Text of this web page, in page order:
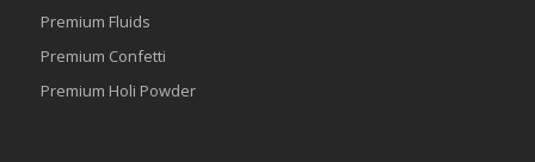
Premium Fluids
Premium Confetti
Premium Holi Powder